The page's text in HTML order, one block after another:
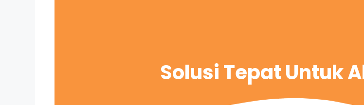
Solusi Tepat Untuk